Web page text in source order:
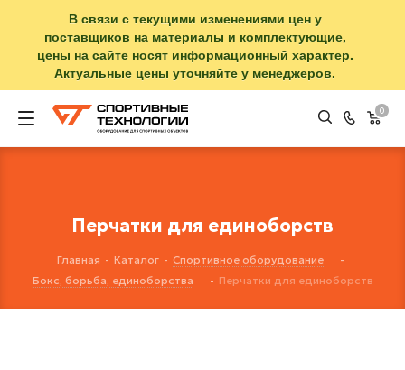
В связи с текущими изменениями цен у
поставщиков на материалы и комплектующие,
цены на сайте носят информационный характер.
Актуальные цены уточняйте у менеджеров.
0
Перчатки для единоборств
Главная - Каталог - Спортивное оборудование
-
Бокс, борьба, единоборства
- Перчатки для единоборств